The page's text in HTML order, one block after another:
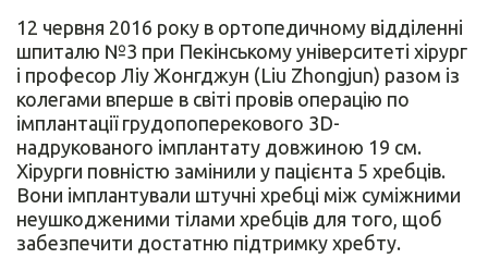
12 червня 2016 року в ортопедичному відділенні
шпиталю №3 при Пекінському університеті хірург
і професор Ліу Жонгджун (Liu Zhongjun) разом із
колегами вперше в світі провів операцію по
імплантації грудопоперекового 3D-
надрукованого імплантату довжиною 19 см.
Хірурги повністю замінили у пацієнта 5 хребців.
Вони імплантували штучні хребці між суміжними
неушкодженими тілами хребців для того, щоб
забезпечити достатню підтримку хребту.